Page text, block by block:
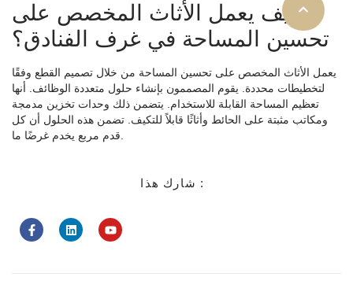
كيف يعمل الأثاث المخصص على
تحسين المساحة في غرف الفنادق؟
يعمل الأثاث المخصص على تحسين المساحة من خلال تصميم القطع وفقًا
لتخطيطات محددة. يقوم المصممون بإنشاء حلول متعددة الوظائف. أنها
تعظيم المساحة القابلة للاستخدام. يتضمن ذلك وحدات تخزين مدمجة
ومكاتب مثبتة على الحائط وأثاثًا قابلاً للتكيف. تضمن هذه الحلول أن كل
قدم مربع يخدم غرضًا ما.
شارك هذا :